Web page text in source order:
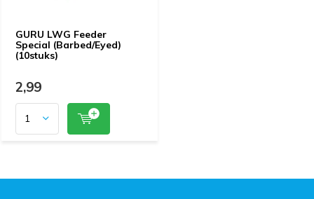
GURU LWG Feeder
Special (Barbed/Eyed)
(10stuks)
2,99